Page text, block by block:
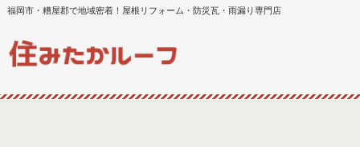
福岡市・糟屋郡で地域密着！屋根リフォーム・防災瓦・雨漏り専門店